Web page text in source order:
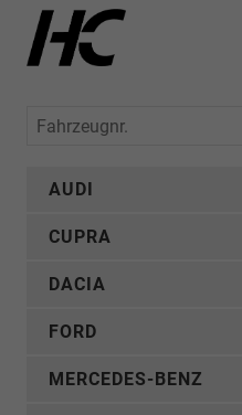
Fahrzeugnr.
AUDI
CUPRA
DACIA
FORD
MERCEDES-BENZ